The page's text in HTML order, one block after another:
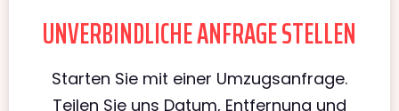
UNVERBINDLICHE ANFRAGE STELLEN
Starten Sie mit einer Umzugsanfrage.
Teilen Sie uns Datum, Entfernung und